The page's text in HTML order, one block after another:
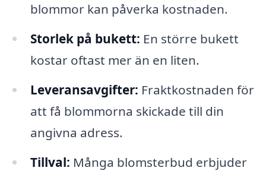
blommor kan påverka kostnaden.
Storlek på bukett: En större bukett
kostar oftast mer än en liten.
Leveransavgifter: Fraktkostnaden för
att få blommorna skickade till din
angivna adress.
Tillval: Många blomsterbud erbjuder